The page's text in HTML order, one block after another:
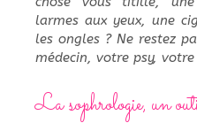
larmes aux yeux, une
les ongles ? Ne restez
médecin, votre psy,
La sophrologie, un